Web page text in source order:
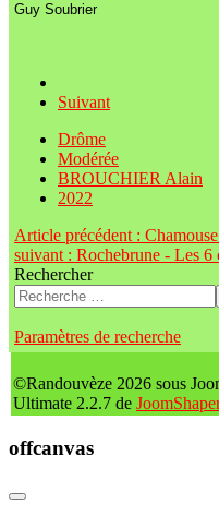
Guy Soubrier
Suivant
Drôme
Modérée
BROUCHIER Alain
2022
Article précédent :
suivant : Rochebrune - Les 6
Rechercher
Paramètres de recherche
©Randouvèze 2026 sous
Ultimate 2.2.7 de
offcanvas